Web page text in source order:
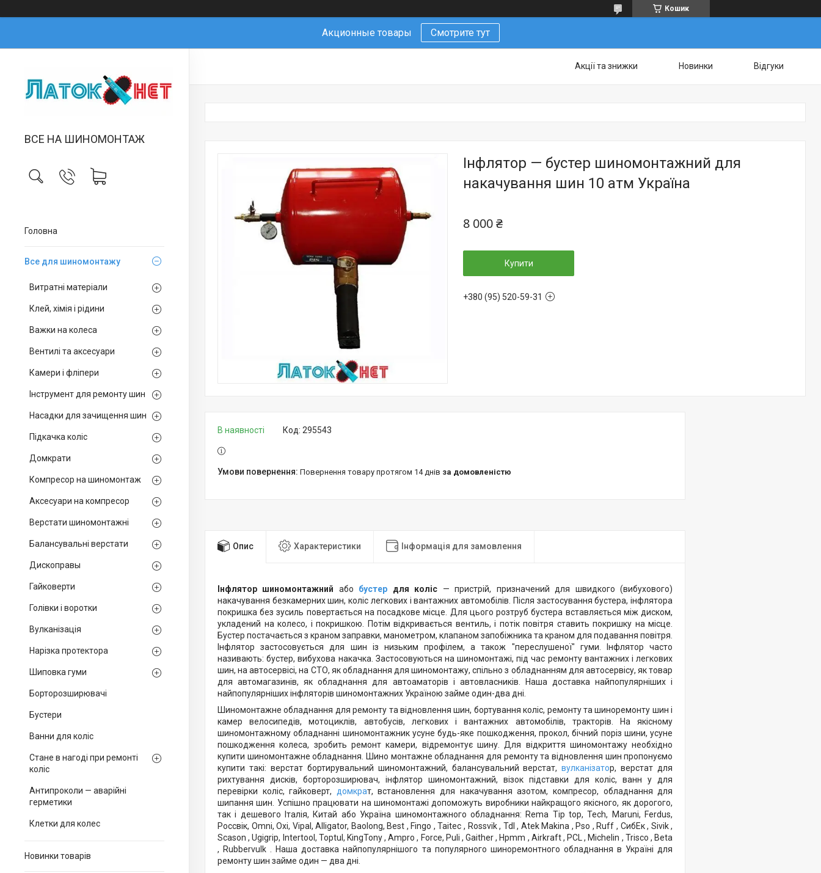
Кошик
Акционные товары Смотрите тут
ВСЕ НА ШИНОМОНТАЖ
Головна
Все для шиномонтажу
Витратні матеріали
Клей, хімія і рідини
Важки на колеса
Вентилі та аксесуари
Камери і фліпери
Інструмент для ремонту шин
Насадки для зачищення шин
Підкачка коліс
Домкрати
Компресор на шиномонтаж
Аксесуари на компресор
Верстати шиномонтажні
Балансувальні верстати
Дископравы
Гайковерти
Голівки і воротки
Вулканізація
Нарізка протектора
Шиповка гуми
Борторозширювачі
Бустери
Ванни для коліс
Стане в нагоді при ремонті
коліс
Антипроколи — аварійні
герметики
Клетки для колес
Новинки товарів
Акції та знижки Новинки Відгуки
Інфлятор — бустер шиномонтажний для
накачування шин 10 атм Україна
8 000 ₴
Купити
+380 (95) 520-59-31
В наявності Код: 295543
повернення товару протягом 14 днів за домовленістю
Опис Характеристики Інформація для замовлення
Інфлятор шиномонтажний або бустер для коліс — пристрій, призначений для швидкого (вибухового)
накачування безкамерних шин, коліс легкових і вантажних автомобілів. Після застосування бустера, інфлятора
покришка без зусиль повертається на посадкове місце. Для цього розтруб бустера вставляється між диском,
укладений на колесо, і покришкою. Потім відкривається вентиль, і потік повітря ставить покришку на місце.
Бустер постачається з краном заправки, манометром, клапаном запобіжника та краном для подавання повітря.
Інфлятор застосовується для шин із низьким профілем, а також "переслушеної" гуми. Інфлятор часто
називають: бустер, вибухова накачка. Застосовуються на шиномонтажі, під час ремонту вантажних і легкових
шин, на автосервісі, на СТО, як обладнання для шиномонтажу, спільно з обладнанням для автосервісу, як товар
для автомагазинів, як обладнання для автоаматорів і автовласників. Наша доставка найпопулярніших і
найпопулярніших інфляторів шиномонтажних Україною займе один-два дні.
Шиномонтажне обладнання для ремонту та відновлення шин, бортування коліс, ремонту та шиноремонту шин і
камер велосипедів, мотоциклів, автобусів, легкових і вантажних автомобілів, тракторів. На якісному
шиномонтажному обладнанні шиномонтажник усуне будь-яке пошкодження, прокол, бічний поріз шини, усуне
пошкодження колеса, зробить ремонт камери, відремонтує шину. Для відкриття шиномонтажу необхідно
купити шиномонтажне обладнання. Шино монтажне обладнання для ремонту та відновлення шин пропонуємо
купити такі: верстат бортирувальний шиномонтажний, балансувальний верстат, вулканізатор, верстат для
рихтування дисків, борторозширювач, інфлятор шиномонтажний, візок підставки для коліс, ванн у для
перевірки коліс, гайковерт, домкрат, встановлення для накачування азотом, компресор, обладнання для
шипання шин. Успішно працювати на шиномонтажі допоможуть виробники найкращого якісного, як дорогого,
так і дешевого Італія, Китай або Україна шиномонтажного обладнання: Rema Tip top, Tech, Maruni, Ferdus,
Россвік, Omni, Oxi, Vipal, Alligator, Baolong, Best , Fingo , Taitec , Rossvik , Tdl , Atek Makina , Pso , Ruff , СибЕк , Sivik ,
Scason , Ugigrip, Intertool, Toptul, KingTony , Ampro , Force, Puli , Gaither , Hpmm , Airkraft , PCL , Michelin , Trisco , Beta
, Rubbervulk . Наша доставка найпопулярнішого та популярного шиноремонтного обладнання в Україні для
ремонту шин займе один — два дні.